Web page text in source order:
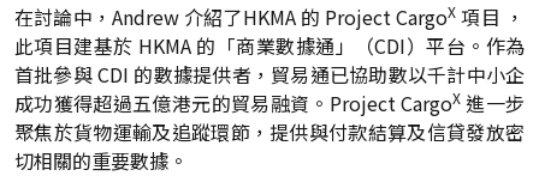
在討論中，Andrew 介紹了HKMA 的 Project CargoX 項目 ，
此項目建基於 HKMA 的「商業數據通」（CDI）平台。作為
首批參與 CDI 的數據提供者，貿易通已協助數以千計中小企
成功獲得超過五億港元的貿易融資。Project CargoX進一步
聚焦於貨物運輸及追蹤環節，提供與付款結算及信貸發放密
切相關的重要數據。